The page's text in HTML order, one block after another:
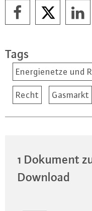
Tags
Energienetze und
Recht Gasmarkt
1 Dokument
Download